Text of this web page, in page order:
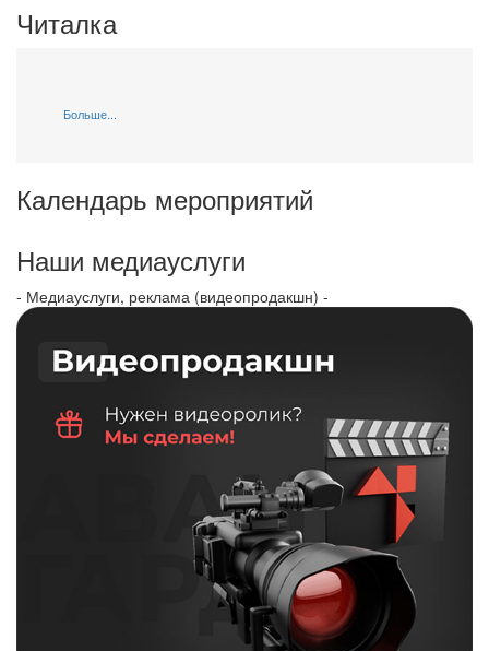
Читалка
Больше...
Календарь мероприятий
Наши медиауслуги
- Медиауслуги, реклама (видеопродакшн) -